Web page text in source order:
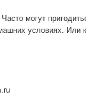
могут
условиях. Или